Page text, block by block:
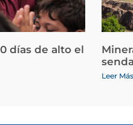
días de alto el
Leer